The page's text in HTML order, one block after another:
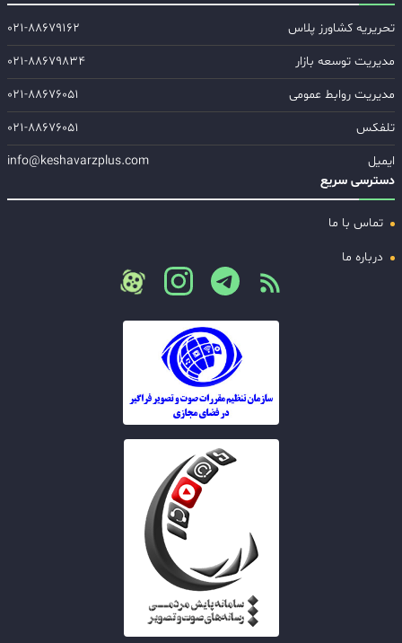
تحریریه کشاورز پلاس
۰۲۱-۸۸۶۷۹۱۶۲
مدیریت توسعه بازار
۰۲۱-۸۸۶۷۹۸۳۴
مدیریت روابط عمومی
۰۲۱-۸۸۶۷۶۰۵۱
تلفکس
۰۲۱-۸۸۶۷۶۰۵۱
ایمیل
info@keshavarzplus.com
دسترسی سریع
تماس با ما
درباره ما